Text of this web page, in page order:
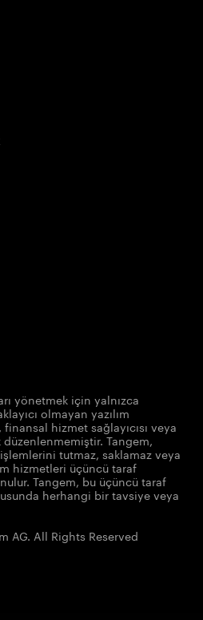
yönetmek için yalnızca
olmayan yazılım
hizmet sağlayıcısı veya
Tangem,
işlemlerini tutmaz, saklamaz veya
hizmetleri üçüncü taraf
Tangem, bu üçüncü taraf
herhangi bir tavsiye veya